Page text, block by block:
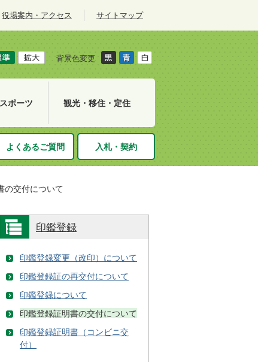
役場案内・アクセス サイトマップ
背景色変更
ポーツ 観光・移住・定住
よくあるご質問 入札・契約
の交付について
印鑑登録
印鑑登録変更（改印）について
印鑑登録証の再交付について
印鑑登録について
印鑑登録証明書の交付について
印鑑登録証明書（コンビニ交
付）